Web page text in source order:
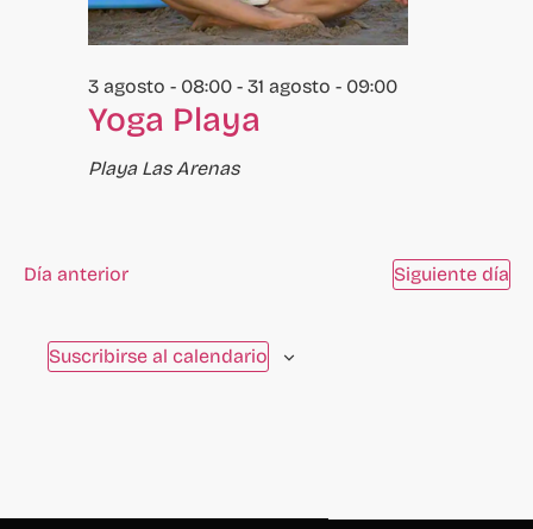
eventos
actualice
resultados
Yoga Playa
3 agosto - 08:00- 31 agosto - 09:00
Playa Las Arenas
Día anterior Siguiente día
Suscribirse al calendario